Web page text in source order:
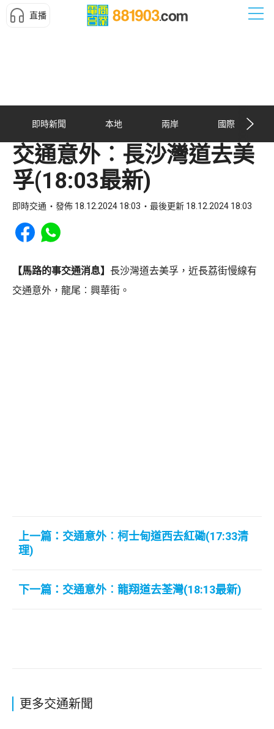
直播
即時新聞 本地 兩岸 國際
交通意外︰長沙灣道去美
孚(18:03最新)
即時交通 發佈 18.12.2024 18:03 最後更新 18.12.2024 18:03
Share to Facebook
Share to WhatsApp
【馬路的事交通消息】 長沙灣道去美孚，近長荔街慢線有
交通意外，龍尾︰興華街。
上一篇：交通意外︰柯士甸道西去紅磡(17:33清
理)
下一篇：交通意外︰龍翔道去荃灣(18:13最新)
更多交通新聞